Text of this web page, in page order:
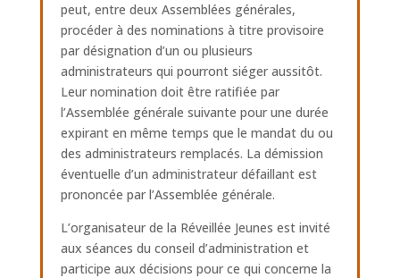
peut, entre deux Assemblées générales,
procéder à des nominations à titre provisoire
par désignation d’un ou plusieurs
administrateurs qui pourront siéger aussitôt.
Leur nomination doit être ratifiée par
l’Assemblée générale suivante pour une durée
expirant en même temps que le mandat du ou
des administrateurs remplacés. La démission
éventuelle d’un administrateur défaillant est
prononcée par l’Assemblée générale.
L’organisateur de la Réveillée Jeunes est invité
aux séances du conseil d’administration et
participe aux décisions pour ce qui concerne la